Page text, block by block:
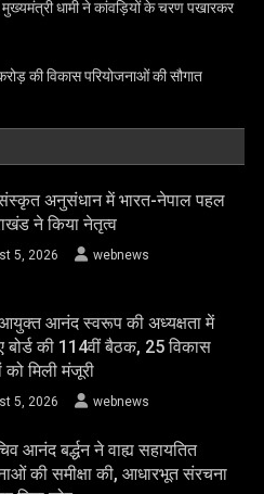
मुख्यमंत्री धामी ने कांवड़ियों के चरण पखारकर
की विकास परियोजनाओं की सौगात
अनुसंधान में भारत-नेपाल पहल
ने किया नेतृत्व
5, 2026 webnews
आनंद स्वरूप की अध्यक्षता में
बोर्ड की 114वीं बैठक, 25 विकास
को मिली मंजूरी
5, 2026 webnews
आनंद बर्द्धन ने वाह्य सहायतित
की समीक्षा की, आधारभूत संरचना